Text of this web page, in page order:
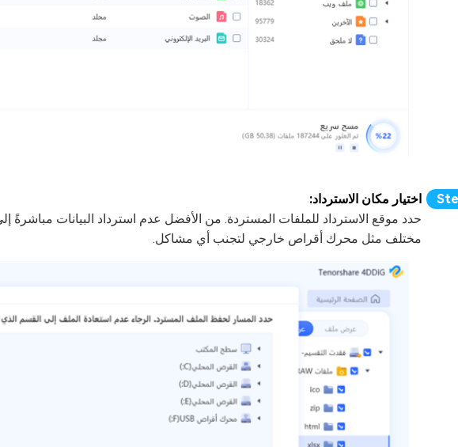
اختيار مكان الاسترداد:
حدد موقع الاسترداد للملفات المستردة. من الأفضل عدم استرداد البيانات مباشرةً
مختلف مثل محرك أقراص خارجي لتجنب أي مشاكل.